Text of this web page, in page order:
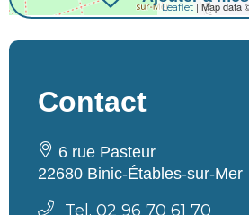
Leaflet| Map data
Contact
6 rue Pasteur
22680 Binic-Étables-sur-Mer
Tel. 02 96 70 61 70